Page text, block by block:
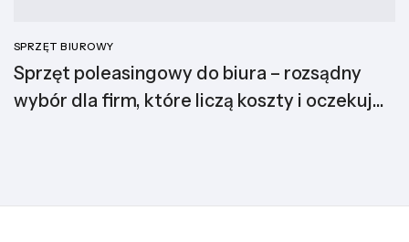
SPRZĘT BIUROWY
Sprzęt poleasingowy do biura – rozsądny
wybór dla firm, które liczą koszty i oczekują